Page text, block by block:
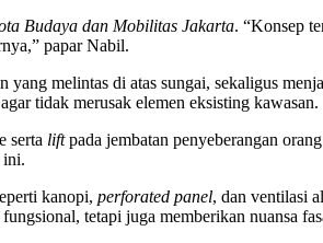
Budaya dan Mobilitas Jakarta. “Konsep
papar Nabil.
melintas di atas sungai, sekaligus
tidak merusak elemen eksisting kawasan.
serta liftpada jembatan penyeberangan
ini.
kanopi, perforated panel, dan ventilasi
tetapi juga memberikan nuansa